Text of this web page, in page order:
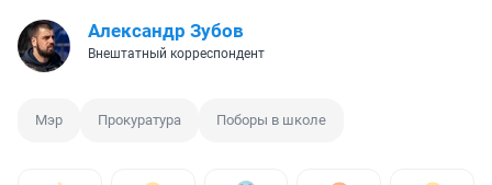
Александр Зубов
Внештатный корреспондент
Мэр Прокуратура Поборы в школе